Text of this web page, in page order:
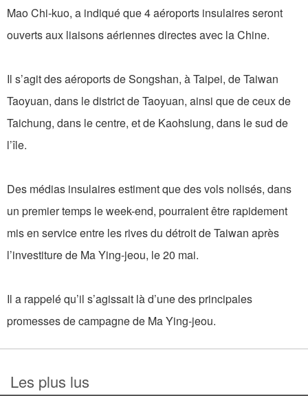
Mao Chi-kuo, a indiqué que 4 aéroports insulaires seront
ouverts aux liaisons aériennes directes avec la Chine.
Il s’agit des aéroports de Songshan, à Taipei, de Taiwan
Taoyuan, dans le district de Taoyuan, ainsi que de ceux de
Taichung, dans le centre, et de Kaohsiung, dans le sud de
l’île.
Des médias insulaires estiment que des vols nolisés, dans
un premier temps le week-end, pourraient être rapidement
mis en service entre les rives du détroit de Taiwan après
l’investiture de Ma Ying-jeou, le 20 mai.
Il a rappelé qu’il s’agissait là d’une des principales
promesses de campagne de Ma Ying-jeou.
Les plus lus